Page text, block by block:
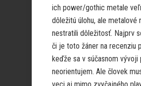
ich power/gothic metale
dôležitú úlohu, ale metalové
nestratili dôležitosť. Najprv
či je toto žáner na recenziu
keďže sa v súčasnom vývoji
neorientujem. Ale človek